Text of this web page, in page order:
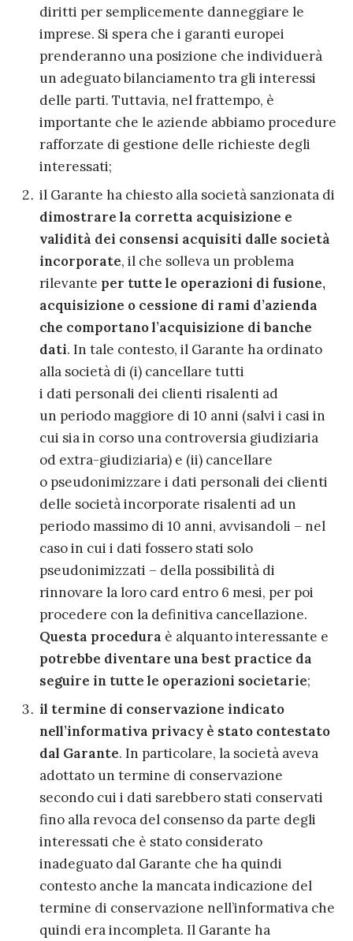
diritti per semplicemente danneggiare le
imprese. Si spera che i garanti europei
prenderanno una posizione che individuerà
un adeguato bilanciamento tra gli interessi
delle parti. Tuttavia, nel frattempo, è
importante che le aziende abbiamo procedure
rafforzate di gestione delle richieste degli
interessati;
il Garante ha chiesto alla società sanzionata di
dimostrarela corretta acquisizione e
validità dei consensi acquisiti dalle società
incorporate, il che solleva un problema
rilevante per tutte le operazioni di fusione,
acquisizione o cessione di rami d’azienda
che comportano l’acquisizione di banche
dati. In tale contesto, il Garante ha ordinato
alla società di (i) cancellare tutti
i dati personali dei clienti risalenti ad
un periodo maggiore di 10 anni (salvi i casi in
cui sia in corso una controversia giudiziaria
od extra-giudiziaria) e (ii) cancellare
o pseudonimizzare i dati personali dei clienti
delle società incorporate risalenti ad un
periodo massimo di 10 anni, avvisandoli – nel
caso in cui i dati fossero stati solo
pseudonimizzati – della possibilità di
rinnovare la loro card entro 6 mesi, per poi
procedere con la definitiva cancellazione.
Questa procedura è alquanto interessante e
potrebbe diventareunabest practice da
seguire in tutte le operazioni societarie;
il termine di conservazione indicato
nell’informativa privacy è stato contestato
dal Garante. In particolare, la società aveva
adottato un termine di conservazione
secondo cui i dati sarebbero stati conservati
fino alla revoca del consenso da parte degli
interessati che è stato considerato
inadeguato dal Garante che ha quindi
contesto anche la mancata indicazione del
termine di conservazione nell’informativa che
quindi era incompleta. Il Garante ha